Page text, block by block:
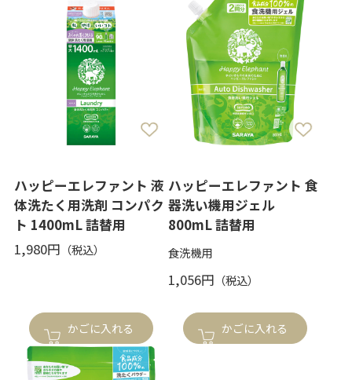
ハッピーエレファント 液
体洗たく用洗剤 コンパク
ト 1400mL 詰替用
1,980円
かごに入れる
ハッピーエレファント 食
器洗い機用ジェル
800mL 詰替用
食洗機用
1,056円
かごに入れる